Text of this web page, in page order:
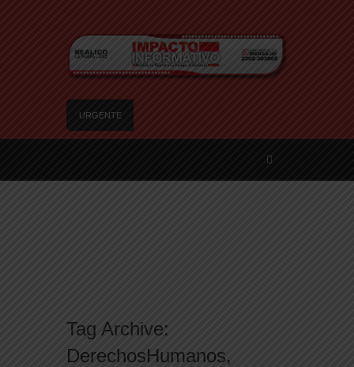
URGENTE
historia de amor: «Hoy, por fin, podemos dejar de
Italia lo recibió una multitud: jugará en Fiorentina
Escala el conflicto universitario: los rectores
piden a la Justicia que intime al Gobierno y
Tag Archive:
DerechosHumanos,